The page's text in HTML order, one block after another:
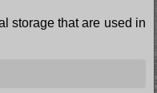
storage that are used in